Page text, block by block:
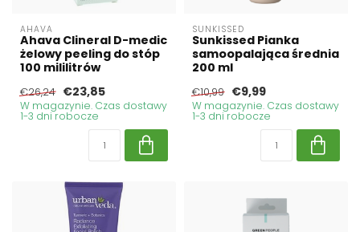
AHAVA
Ahava Clineral D-medic
żelowy peeling do stóp
100 mililitrów
€26,24 €23,85
W magazynie. Czas dostawy
1-3 dni robocze
SUNKISSED
Sunkissed Pianka
samoopalająca średnia
200 ml
€10,99 €9,99
W magazynie. Czas dostawy
1-3 dni robocze